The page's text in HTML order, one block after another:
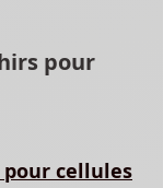
pour
cellules